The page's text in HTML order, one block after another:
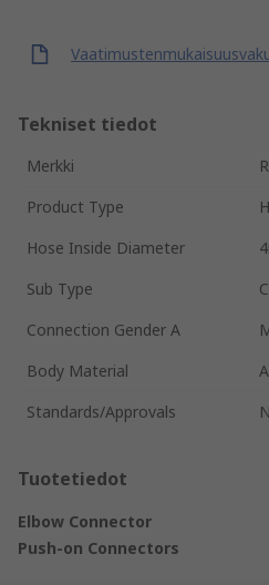
Tekniset tiedot
Merkki
Product Type
Hose Inside Diameter
Sub Type
Connection Gender A
Body Material
Standards/Approvals
Tuotetiedot
Elbow Connector
Push-on Connectors